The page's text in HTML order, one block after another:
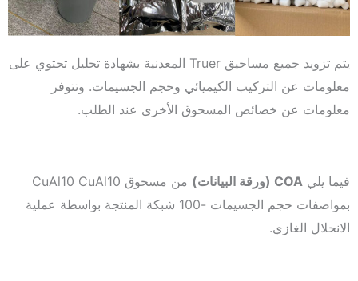
يتم تزويد جميع مساحيق Truer المعدنية بشهادة تحليل تحتوي على
معلومات عن التركيب الكيميائي وحجم الجسيمات. وتتوفر
معلومات عن خصائص المسحوق الأخرى عند الطلب.
فيما يلي COA (ورقة البيانات)
من مسحوق CuAl10 CuAl10
بمواصفات حجم الجسيمات -100 شبكة المنتجة بواسطة عملية
الانحلال الغازي.